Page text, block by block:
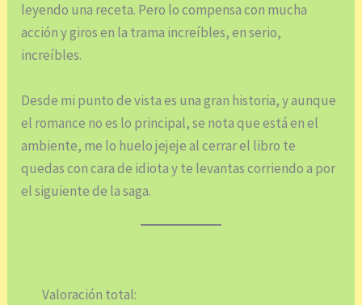
leyendo una receta. Pero lo compensa con mucha
acción y giros en la trama increíbles, en serio,
increíbles.
Desde mi punto de vista es una gran historia, y aunque
el romance no es lo principal, se nota que está en el
ambiente, me lo huelo jejeje al cerrar el libro te
quedas con cara de idiota y te levantas corriendo a por
el siguiente de la saga.
Valoración total: